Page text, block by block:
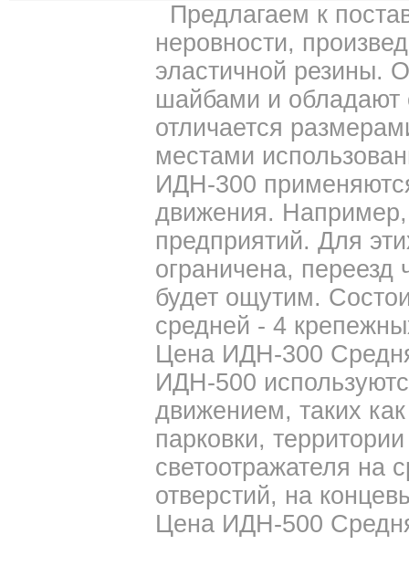
Предлагаем к
неровности,
эластичной резины.
шайбами и
отличается
местами
ИДН-300
движения.
предприятий. Для
ограничена, переезд
будет ощутим.
средней - 4
Цена ИДН-300
ИДН-500
движением, таких
парковки,
светоотражателя на
отверстий, на
Цена ИДН-500